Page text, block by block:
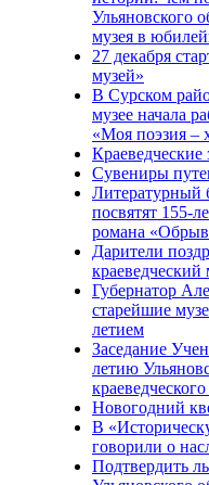
Ульяновского
музея в
27 декабря
музей»
В Сурском
музее начала
«Моя поэзия –
Сувениры
Литературный
посвятят 155-
романа
Дарители
краеведческий
Губернатор
старейшие
летием
Заседание
летию
Новогодний
В
говорили о
Подтвердить